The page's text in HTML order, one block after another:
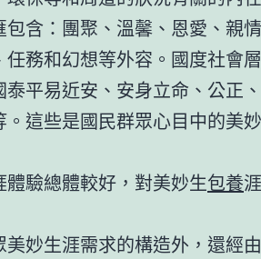
含：團聚、溫馨、恩愛、親
務和幻想等外容。國度社會
平易近安、安身立命、公正
這些是國民群眾心目中的美
驗總體較好，對美妙生包養
妙生涯需求的構造外，還經